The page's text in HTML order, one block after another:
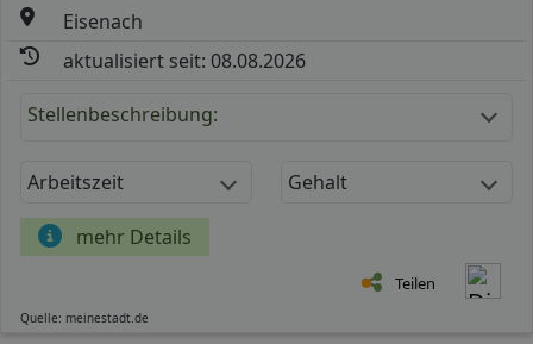
Eisenach
aktualisiert seit: 08.08.2026
Stellenbeschreibung:
Arbeitszeit Gehalt
mehr Details
Teilen
Quelle: meinestadt.de